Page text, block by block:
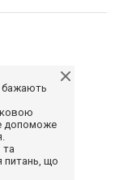
бажають
допоможе
та
питань, що